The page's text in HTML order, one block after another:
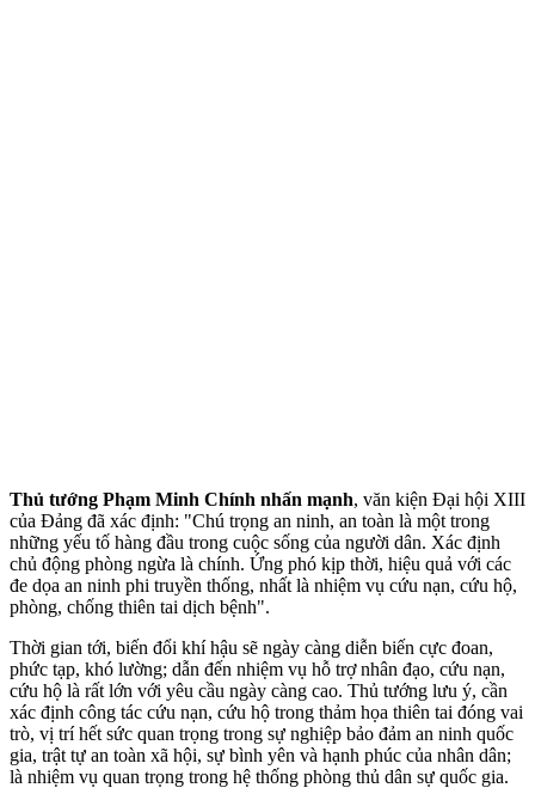
Thủ tướng Phạm Minh Chính nhấn mạnh, văn kiện Đại hội XIII
của Đảng đã xác định: "Chú trọng an ninh, an toàn là một trong
những yếu tố hàng đầu trong cuộc sống của người dân. Xác định
chủ động phòng ngừa là chính. Ứng phó kịp thời, hiệu quả với các
đe dọa an ninh phi truyền thống, nhất là nhiệm vụ cứu nạn, cứu hộ,
phòng, chống thiên tai dịch bệnh".
Thời gian tới, biến đổi khí hậu sẽ ngày càng diễn biến cực đoan,
phức tạp, khó lường; dẫn đến nhiệm vụ hỗ trợ nhân đạo, cứu nạn,
cứu hộ là rất lớn với yêu cầu ngày càng cao. Thủ tướng lưu ý, cần
xác định công tác cứu nạn, cứu hộ trong thảm họa thiên tai đóng vai
trò, vị trí hết sức quan trọng trong sự nghiệp bảo đảm an ninh quốc
gia, trật tự an toàn xã hội, sự bình yên và hạnh phúc của nhân dân;
là nhiệm vụ quan trọng trong hệ thống phòng thủ dân sự quốc gia.